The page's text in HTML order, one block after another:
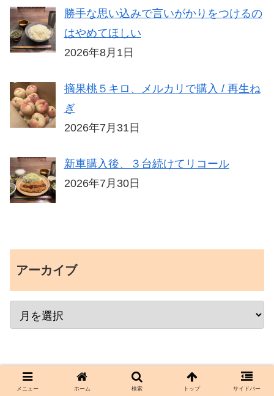
勝手な思い込みで言いがかりをつけるの
はやめてほしい
2026年8月1日
摘果桃５キロ、メルカリで購入 / 再生ね
ぎ
2026年7月31日
新車購入後、３台続けてリコール
2026年7月30日
アーカイブ
メニュー ホーム 検索 トップ サイドバー